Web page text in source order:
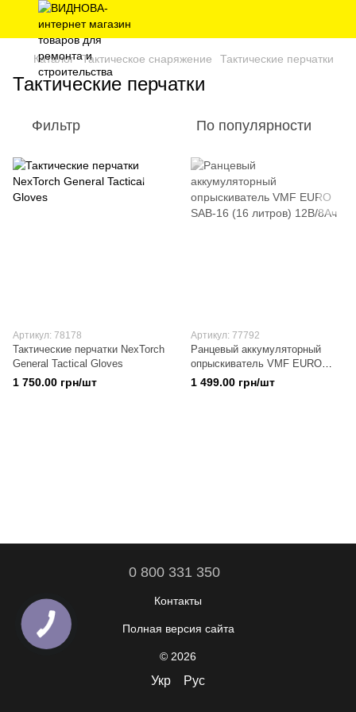
Каталог Тактическое снаряжение Тактические перчатки
Тактические перчатки
Фильтр По популярности
Артикул: 78178
Тактические перчатки NexTorch
General Tactical Gloves
1 750.00 грн/шт
Артикул: 77792
Ранцевый аккумуляторный
опрыскиватель VMF EURO
SAB-16 (16 литров) 12В/8Ач
1 499.00 грн/шт
0 800 331 350
Контакты
Полная версия сайта
© 2026
Укр Рус